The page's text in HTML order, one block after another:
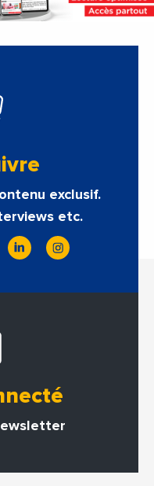
exclusif.
etc.